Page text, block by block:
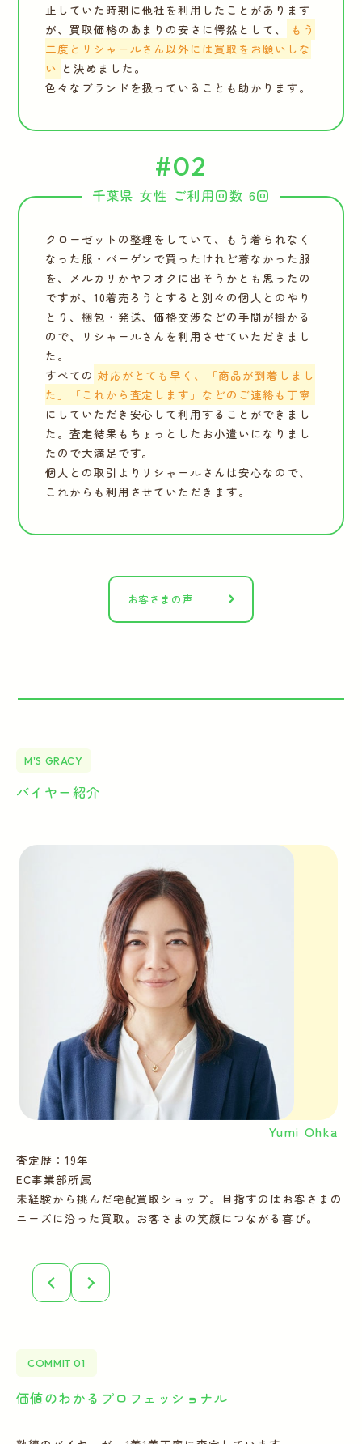
止していた時期に他社を利用したことがあります
が、買取価格のあまりの安さに愕然として、
もう
二度とリシャールさん以外には買取をお願いしな
い と決めました。
色々なブランドを扱っていることも助かります。
#02
千葉県 女性 ご利用回数 6回
クローゼットの整理をしていて、もう着られなく
なった服・バーゲンで買ったけれど着なかった服
を、メルカリかヤフオクに出そうかとも思ったの
ですが、10着売ろうとすると別々の個人とのやり
とり、梱包・発送、価格交渉などの手間が掛かる
ので、リシャールさんを利用させていただきまし
た。
すべての 対応がとても早く、「商品が到着しまし
た」「これから査定します」などのご連絡も丁寧
にしていただき安心して利用することができまし
た。査定結果もちょっとしたお小遣いになりまし
たので大満足です。
個人との取引よりリシャールさんは安心なので、
これからも利用させていただきます。
お客さまの声
M'S GRACY
バイヤー紹介
Yumi Ohka
査定歴：19年
EC事業部所属
未経験から挑んだ宅配買取ショップ。目指すのはお客さまの
ニーズに沿った買取。お客さまの笑顔につながる喜び。
COMMIT 01
価値のわかるプロフェッショナル